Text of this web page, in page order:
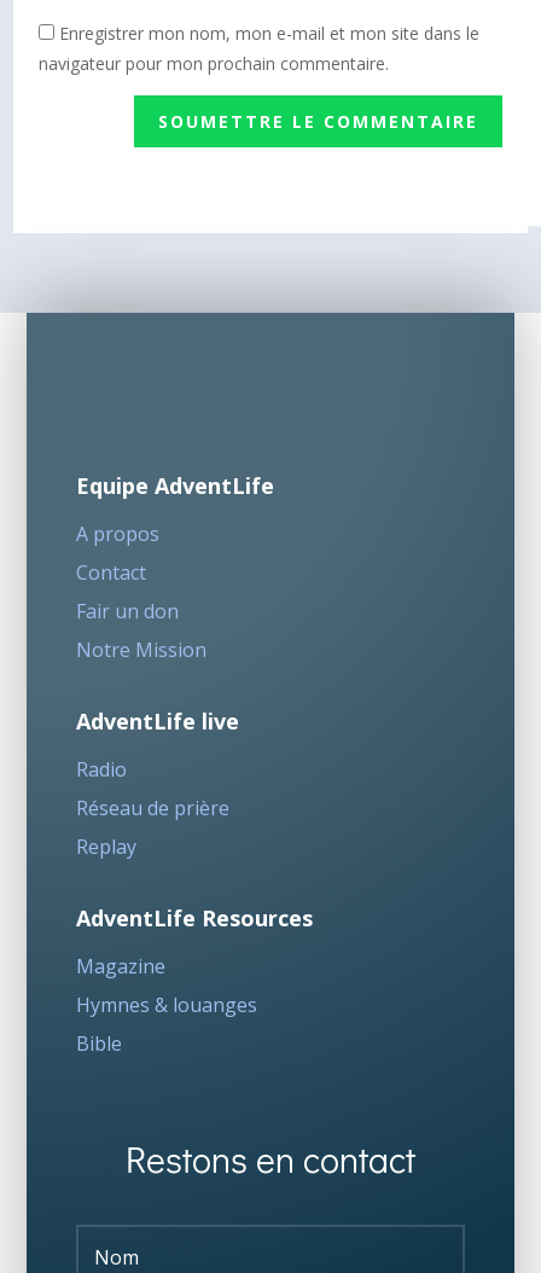
Enregistrer mon nom, mon e-mail et mon site dans le
navigateur pour mon prochain commentaire.
SOUMETTRE LE COMMENTAIRE
Equipe AdventLife
A propos
Contact
Fair un don
Notre Mission
AdventLife live
Radio
Réseau de prière
Replay
AdventLife Resources
Magazine
Hymnes & louanges
Bible
Restons en contact